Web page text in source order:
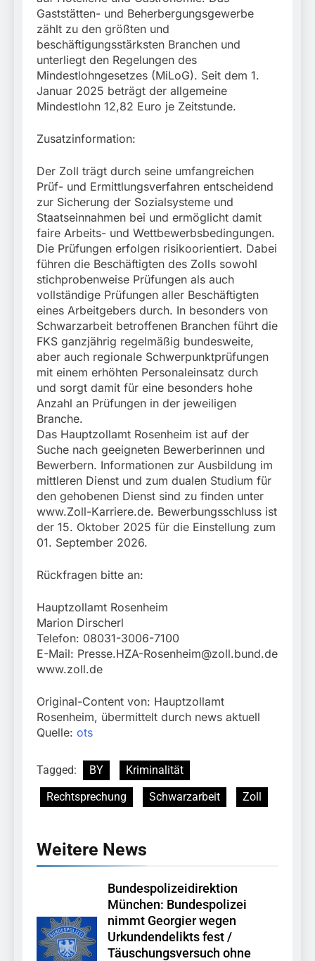
Gaststätten- und Beherbergungsgewerbe
zählt zu den größten und
beschäftigungsstärksten Branchen und
unterliegt den Regelungen des
Mindestlohngesetzes (MiLoG). Seit dem 1.
Januar 2025 beträgt der allgemeine
Mindestlohn 12,82 Euro je Zeitstunde.
Zusatzinformation:
Der Zoll trägt durch seine umfangreichen
Prüf- und Ermittlungsverfahren entscheidend
zur Sicherung der Sozialsysteme und
Staatseinnahmen bei und ermöglicht damit
faire Arbeits- und Wettbewerbsbedingungen.
Die Prüfungen erfolgen risikoorientiert. Dabei
führen die Beschäftigten des Zolls sowohl
stichprobenweise Prüfungen als auch
vollständige Prüfungen aller Beschäftigten
eines Arbeitgebers durch. In besonders von
Schwarzarbeit betroffenen Branchen führt die
FKS ganzjährig regelmäßig bundesweite,
aber auch regionale Schwerpunktprüfungen
mit einem erhöhten Personaleinsatz durch
und sorgt damit für eine besonders hohe
Anzahl an Prüfungen in der jeweiligen
Branche.
Das Hauptzollamt Rosenheim ist auf der
Suche nach geeigneten Bewerberinnen und
Bewerbern. Informationen zur Ausbildung im
mittleren Dienst und zum dualen Studium für
den gehobenen Dienst sind zu finden unter
www.Zoll-Karriere.de. Bewerbungsschluss ist
der 15. Oktober 2025 für die Einstellung zum
01. September 2026.
Rückfragen bitte an:
Hauptzollamt Rosenheim
Marion Dirscherl
Telefon: 08031-3006-7100
E-Mail: Presse.HZA-Rosenheim@zoll.bund.de
www.zoll.de
Original-Content von: Hauptzollamt
Rosenheim, übermittelt durch news aktuell
Quelle: ots
Tagged: BY
Kriminalität
Rechtsprechung
Schwarzarbeit Zoll
Weitere News
Bundespolizeidirektion
München: Bundespolizei
nimmt Georgier wegen
Urkundendelikts fest /
Täuschungsversuch ohne